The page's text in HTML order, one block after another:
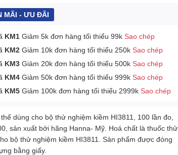
MÃI - ƯU ĐÃI
KM1 Giảm 5k đơn hàng tối thiểu 99kSao chép
KM2 Giảm 10k đơn hàng tối thiểu 250kSao chép
KM3 Giảm 20k đơn hàng tối thiểu 500kSao chép
KM4 Giảm 50k đơn hàng tối thiểu 999kSao chép
KM5 Giảm 100k đơn hàng tối thiểu 2999kSao chép
dùng cho bộ thử nghiệm kiềm HI3811, 100 lần đo
sản xuất bởi hãng Hanna- Mỹ. Hoá chất là thuốc thử
bộ thử nghiệm kiềm HI3811
. Sản phẩm được đóng
bằng giấy.